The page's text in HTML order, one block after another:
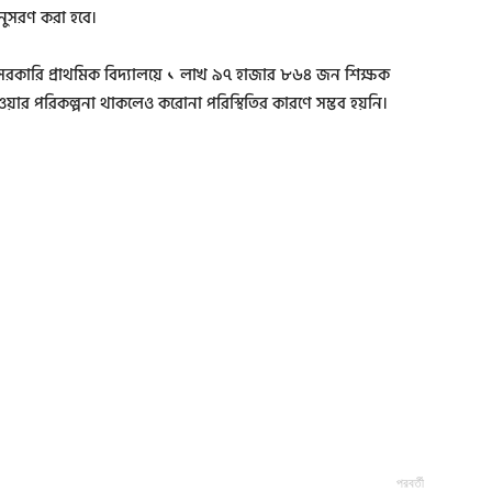
করা হবে।
সরকারি প্রাথমিক বিদ্যালয়ে ১ লাখ ৯৭ হাজার ৮৬৪ জন শিক্ষক
পরিকল্পনা থাকলেও করোনা পরিস্থিতির কারণে সম্ভব হয়নি।
পরবর্তী